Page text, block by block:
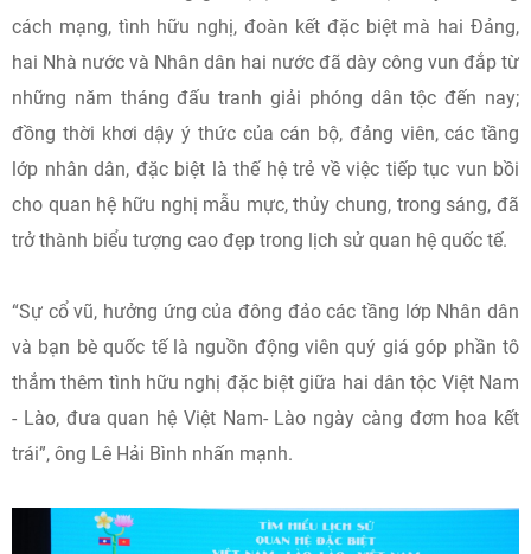
cách mạng, tình hữu nghị, đoàn kết đặc biệt mà hai Đảng,
hai Nhà nước và Nhân dân hai nước đã dày công vun đắp từ
những năm tháng đấu tranh giải phóng dân tộc đến nay;
đồng thời khơi dậy ý thức của cán bộ, đảng viên, các tầng
lớp nhân dân, đặc biệt là thế hệ trẻ về việc tiếp tục vun bồi
cho quan hệ hữu nghị mẫu mực, thủy chung, trong sáng, đã
trở thành biểu tượng cao đẹp trong lịch sử quan hệ quốc tế.
“Sự cổ vũ, hưởng ứng của đông đảo các tầng lớp Nhân dân
và bạn bè quốc tế là nguồn động viên quý giá góp phần tô
thắm thêm tình hữu nghị đặc biệt giữa hai dân tộc Việt Nam
- Lào, đưa quan hệ Việt Nam- Lào ngày càng đơm hoa kết
trái”, ông Lê Hải Bình nhấn mạnh.